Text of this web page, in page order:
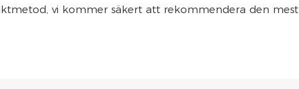
vi kommer säkert att rekommendera den